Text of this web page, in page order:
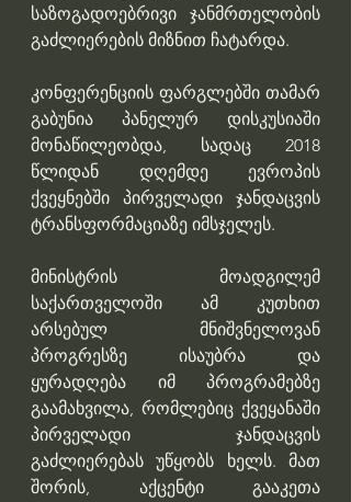
საზოგადოებრივი ჯანმრთელობის
გაძლიერების მიზნით ჩატარდა.
კონფერენციის ფარგლებში თამარ
გაბუნია პანელურ დისკუსიაში
მონაწილეობდა, სადაც 2018
წლიდან დღემდე ევროპის
ქვეყნებში პირველადი ჯანდაცვის
ტრანსფორმაციაზე იმსჯელეს.
მინისტრის მოადგილემ
საქართველოში ამ კუთხით
არსებულ მნიშვნელოვან
პროგრესზე ისაუბრა და
ყურადღება იმ პროგრამებზე
გაამახვილა, რომლებიც ქვეყანაში
პირველადი ჯანდაცვის
გაძლიერებას უწყობს ხელს. მათ
შორის, აქცენტი გააკეთა